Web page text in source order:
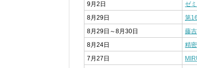
9月2日
ゼ
8月29日
第
8月29日～8月30日
藤
8月24日
精
7月27日